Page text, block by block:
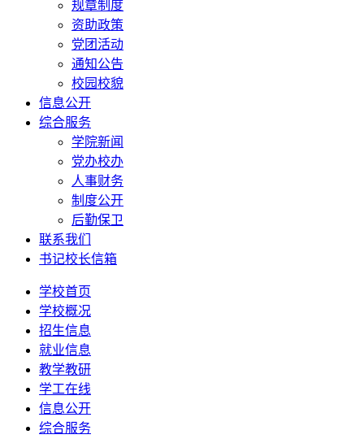
规章制度
资助政策
党团活动
通知公告
校园校貌
信息公开
综合服务
学院新闻
党办校办
人事财务
制度公开
后勤保卫
联系我们
书记校长信箱
学校首页
学校概况
招生信息
就业信息
教学教研
学工在线
信息公开
综合服务